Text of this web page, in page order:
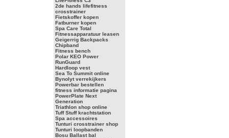
2de hands lifefitness
crosstrainer
Fietskoffer kopen
Fatburner kopen
Spa Care Total
Fitnessapparatuur leasen
Geigerrig Backpacks
Chipband
Fitness bench
Polar KEO Power
RunGuard
Hardloop vest
Sea To Summit online
Bynolyt verrekijkers
Powerbar bestellen
fitness informatie pagina
PowerPlate Next
Generation
Triathlon shop online
Tuff Stuff krachtstation
Spa accessoires
Tunturi crosstrainer shop
Tunturi loopbanden
Bosu Ballast bal